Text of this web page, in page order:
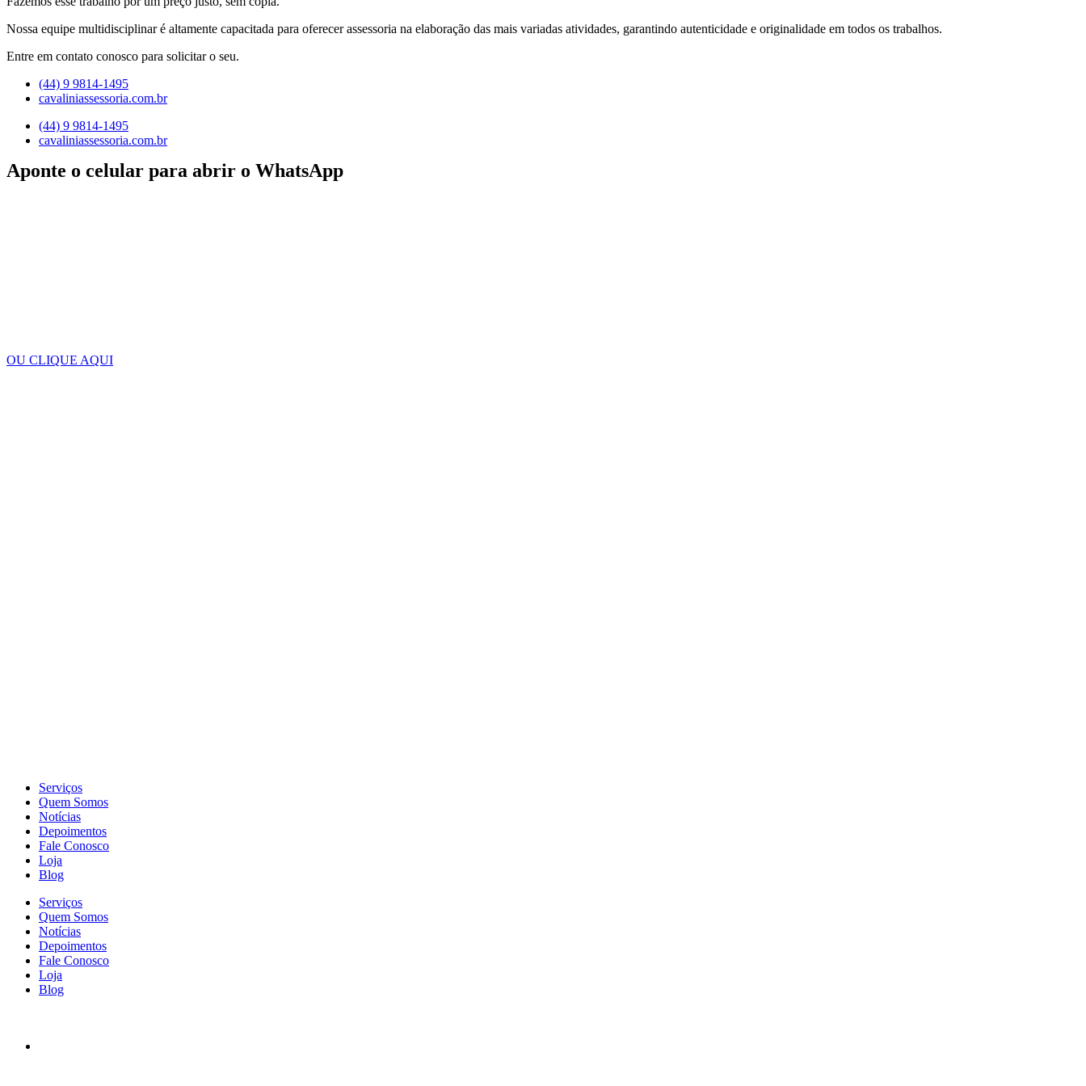
Nossa equipe multidisciplinar é altamente capacitada para oferecer assessoria na elaboração das mais variadas atividades, garantindo autenticidade e originalidade em todos os trabalhos.
Entre em contato conosco para solicitar o seu.
(44) 9 9814-1495
cavaliniassessoria.com.br
(44) 9 9814-1495
cavaliniassessoria.com.br
Aponte o celular para abrir o WhatsApp
OU CLIQUE AQUI
Serviços
Quem Somos
Notícias
Depoimentos
Fale Conosco
Loja
Blog
Serviços
Quem Somos
Notícias
Depoimentos
Fale Conosco
Loja
Blog